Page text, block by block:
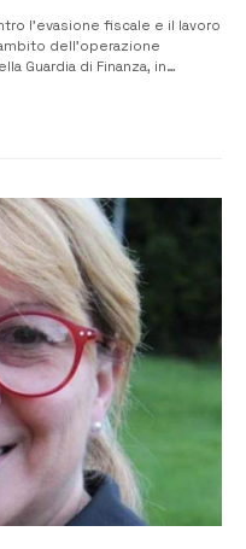
l’evasione fiscale e il lavoro
dell’operazione
Guardia di Finanza, in
aree ...